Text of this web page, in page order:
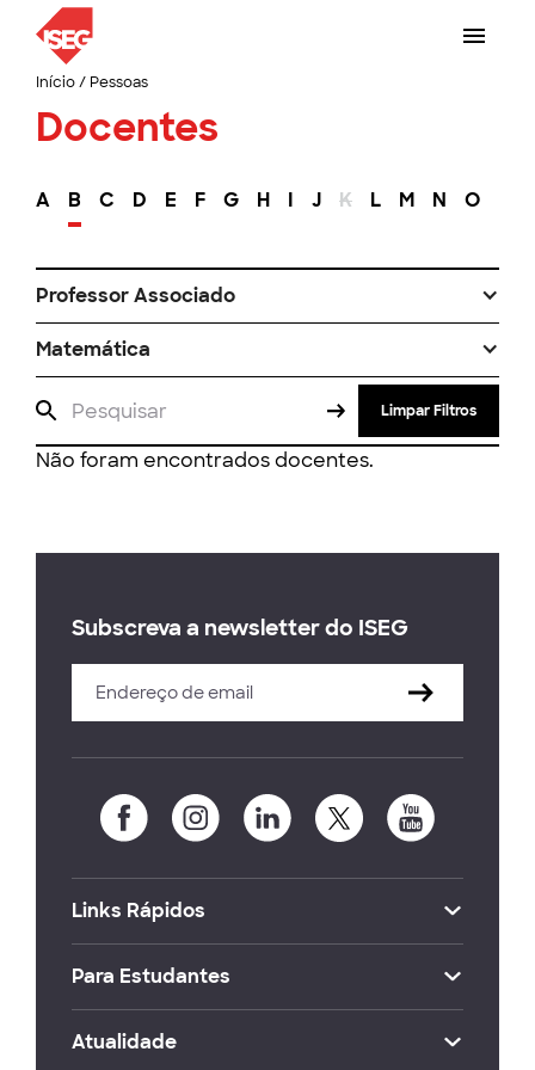
Início/ Pessoas
Docentes
A B C D E F G H I J K L M N O
Professor Associado
Matemática
Limpar Filtros
Não foram encontrados docentes.
Subscreva a newsletter do ISEG
Links Rápidos
Para Estudantes
Atualidade